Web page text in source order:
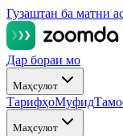
Гузаштан ба матни
Дар бораи мо
Маҳсулот
ТарифҳоМуфид
Маҳсулот